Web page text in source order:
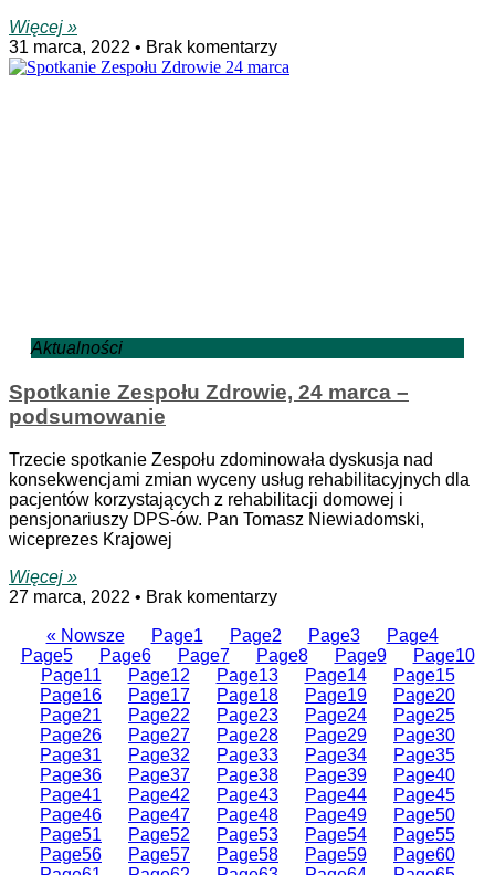
Więcej »
31 marca, 2022
Brak komentarzy
Aktualności
Spotkanie Zespołu Zdrowie, 24 marca –
podsumowanie
Trzecie spotkanie Zespołu zdominowała dyskusja nad
konsekwencjami zmian wyceny usług rehabilitacyjnych dla
pacjentów korzystających z rehabilitacji domowej i
pensjonariuszy DPS-ów. Pan Tomasz Niewiadomski,
wiceprezes Krajowej
Więcej »
27 marca, 2022
Brak komentarzy
« Nowsze Page1 Page2 Page3 Page4
Page5 Page6 Page7 Page8 Page9 Page10
Page11 Page12 Page13 Page14 Page15
Page16 Page17 Page18 Page19 Page20
Page21 Page22 Page23 Page24 Page25
Page26 Page27 Page28 Page29 Page30
Page31 Page32 Page33 Page34 Page35
Page36 Page37 Page38 Page39 Page40
Page41 Page42 Page43 Page44 Page45
Page46 Page47 Page48 Page49 Page50
Page51 Page52 Page53 Page54 Page55
Page56 Page57 Page58 Page59 Page60